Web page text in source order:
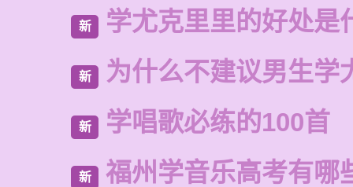
新 学尤克里里的好处是
新 为什么不建议男生学
新 学唱歌必练的100首
新 福州学音乐高考有哪